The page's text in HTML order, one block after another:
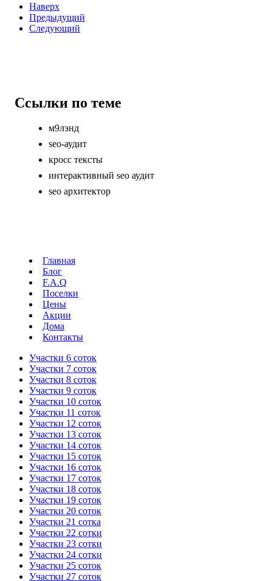
Наверх
Предыдущий
Следующий
Ссылки по теме
м9лэнд
seo-аудит
кросс тексты
интерактивный seo аудит
seo архитектор
Главная
Блог
F.A.Q
Поселки
Цены
Акции
Дома
Контакты
Участки 6 соток
Участки 7 соток
Участки 8 соток
Участки 9 соток
Участки 10 соток
Участки 11 соток
Участки 12 соток
Участки 13 соток
Участки 14 соток
Участки 15 соток
Участки 16 соток
Участки 17 соток
Участки 18 соток
Участки 19 соток
Участки 20 соток
Участки 21 сотка
Участки 22 сотки
Участки 23 сотки
Участки 24 сотки
Участки 25 соток
Участки 27 соток